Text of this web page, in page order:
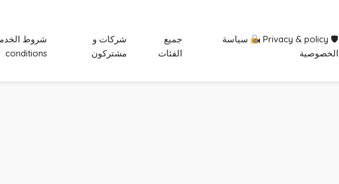
🛡 Privacy & policy
سياسة
الخصوصية
جميع
الفئات
شركات و
مشتركون
conditions